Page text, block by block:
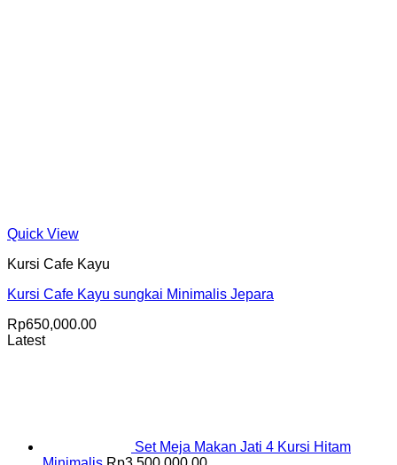
Quick View
Kursi Cafe Kayu
Kursi Cafe Kayu sungkai Minimalis Jepara
Rp650,000.00
Latest
Set Meja Makan Jati 4 Kursi Hitam